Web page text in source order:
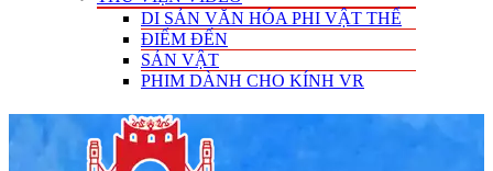
DI SẢN VĂN HÓA PHI VẬT THỂ
ĐIỂM ĐẾN
SẢN VẬT
PHIM DÀNH CHO KÍNH VR